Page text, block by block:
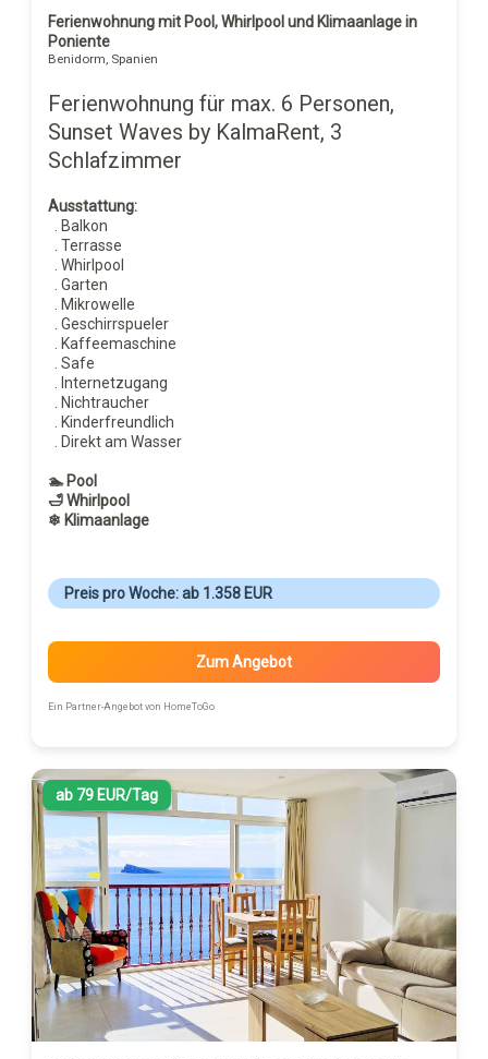
Ferienwohnung mit Pool, Whirlpool und Klimaanlage in
Poniente
Benidorm, Spanien
Ferienwohnung für max. 6 Personen,
Sunset Waves by KalmaRent, 3
Schlafzimmer
Ausstattung:
. Balkon
. Terrasse
. Whirlpool
. Garten
. Mikrowelle
. Geschirrspueler
. Kaffeemaschine
. Safe
. Internetzugang
. Nichtraucher
. Kinderfreundlich
. Direkt am Wasser
🏊 Pool
🛁 Whirlpool
❄ Klimaanlage
Preis pro Woche: ab 1.358 EUR
Zum Angebot
Ein Partner-Angebot von HomeToGo
ab 79 EUR/Tag